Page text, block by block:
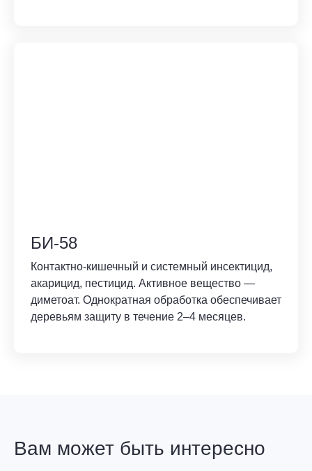
БИ-58
Контактно-кишечный и системный инсектицид,
акарицид, пестицид. Активное вещество —
диметоат. Однократная обработка обеспечивает
деревьям защиту в течение 2–4 месяцев.
Вам может быть интересно